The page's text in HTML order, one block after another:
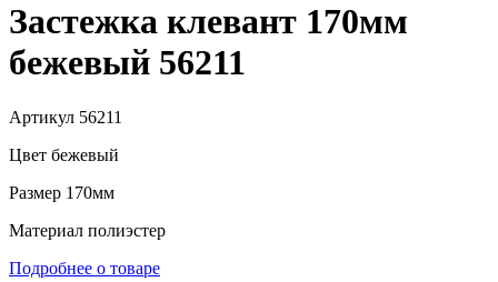
Застежка клевант 170мм
бежевый 56211
Артикул 56211
Цвет бежевый
Размер 170мм
Материал полиэстер
Подробнее о товаре